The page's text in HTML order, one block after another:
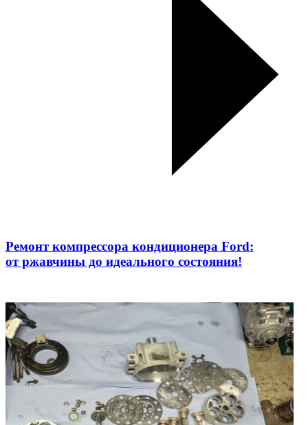
Ремонт компрессора кондиционера Ford:
от ржавчины до идеального состояния!